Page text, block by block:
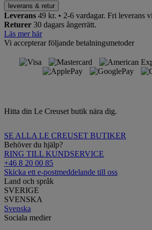
leverans & retur
Leverans 49 kr. • 2-6 vardagar. Fri leverans
Returer 30 dagars ångerrätt.
Läs mer här
Vi accepterar följande betalningsmetoder
Hitta din Le Creuset butik nära dig.
SE ALLA LE CREUSET BUTIKER
Behöver du hjälp?
RING TILL KUNDSERVICE
+46 8 20 00 85
Skicka ett e-postmeddelande till oss
Land och språk
SVERIGE
SVENSKA
Svenska
Sociala medier